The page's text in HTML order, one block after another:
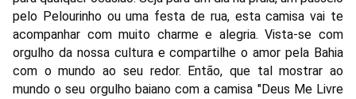
pelo Pelourinho ou uma festa de rua, esta camisa vai te
acompanhar com muito charme e alegria. Vista-se com
orgulho da nossa cultura e compartilhe o amor pela Bahia
com o mundo ao seu redor. Então, que tal mostrar ao
mundo o seu orgulho baiano com a camisa "Deus Me Livre